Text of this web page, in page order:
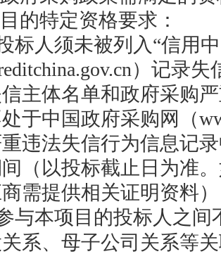
的特定资格要求：
标人须未被列入“信用
）记录
主体名单和政府采购
于中国政府采购网（
违法失信行为信息记
（以投标截止日为准
需提供相关证明资料）
与本项目的投标人之间
系、母子公司关系等